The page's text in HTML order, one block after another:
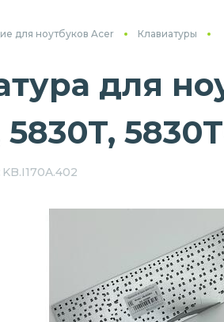
для ноутбуков Acer Клавиатуры
для
KB.I170A.402